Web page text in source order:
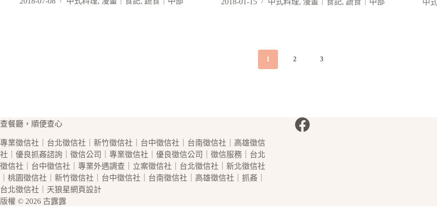
1 2 3
查餐廳，順便查心
專業徵信社 台北徵信社 新竹徵信社 台中徵信社 台南徵信社
高雄徵信
社 ｜優良抓姦諮詢｜ 徵信公司 ｜專業徵信社 ｜優良徵信公司 徵信服務｜ 台北
徵信社
台中徵信社 ｜專業外遇調查｜立案徵信社 台北徵信社
新北徵信社
桃園徵信社 新竹徵信社 台中徵信社 台南徵信社 高雄徵信社 抓姦
台北徵信社 ｜天狼星網頁設計
版權 © 2026 古露露